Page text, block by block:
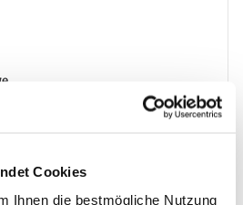
Cookies
Ihnen die bestmögliche Nutzung
abgegeben